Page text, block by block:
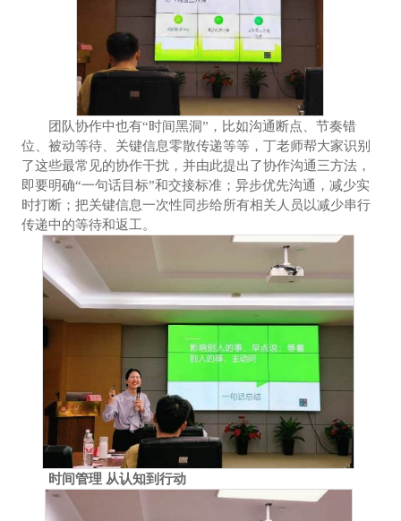
团队协作中也有“时间黑洞”，比如沟通断点、节奏错
位、被动等待、关键信息零散传递等等，丁老师帮大家识别
了这些最常见的协作干扰，并由此提出了协作沟通三方法，
即要明确“一句话目标”和交接标准；异步优先沟通，减少实
时打断；把关键信息一次性同步给所有相关人员以减少串行
传递中的等待和返工。
时间管理 从认知到行动